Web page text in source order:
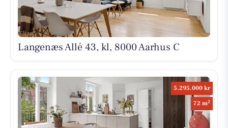
Langenæs Allé 43, kl, 8000 Aarhus C
5.295.000 kr
72 m2